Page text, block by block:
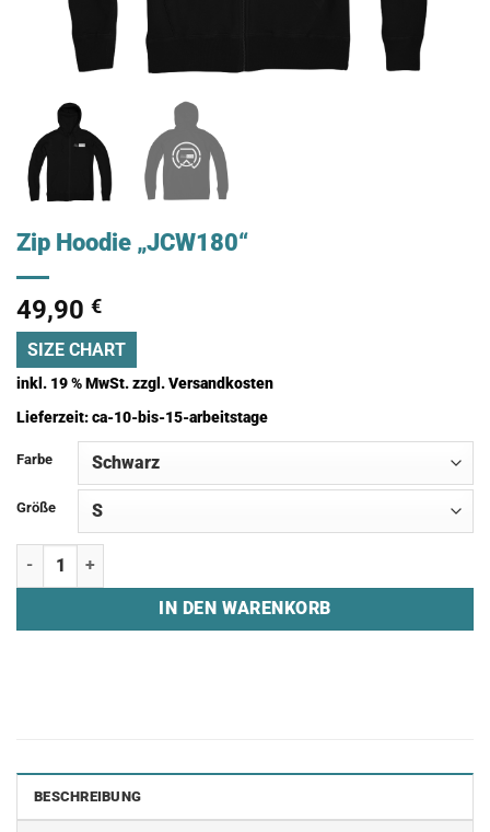
Zip Hoodie „JCW180“
49,90 €
SIZE CHART
inkl. 19 % MwSt.zzgl.Versandkosten
Lieferzeit:ca-10-bis-15-arbeitstage
Farbe
Größe
Zip Hoodie "JCW180" Menge
IN DEN WARENKORB
BESCHREIBUNG